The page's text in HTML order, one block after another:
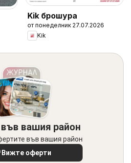
Kik брошура
от понеделник 27.07.2026
Kik
вашия район
във вашия район
Вижте оферти